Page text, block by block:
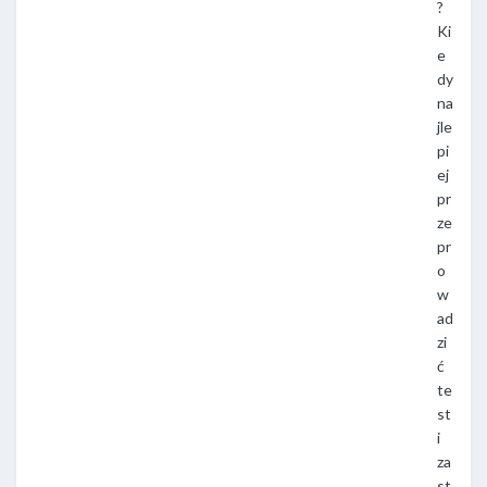
?
Ki
e
dy
na
jle
pi
ej
pr
ze
pr
o
w
ad
zi
ć
te
st
i
za